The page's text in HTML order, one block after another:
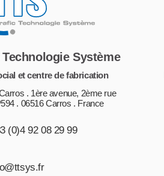
Système
et centre de fabrication
. 1ère avenue, 2ème rue
. 06516 Carros . France
(0)4 92 08 29 99